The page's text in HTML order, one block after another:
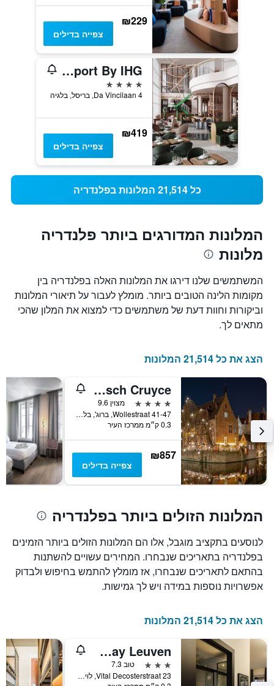
₪229
צפייה בדילים
Crowne Plaza Brussels Airport By IHG
4 כוכבים
Da Vincilaan 4, בריסל, בלגיה
₪419
צפייה בדילים
כל 21,514 המלונות בפלנדריה
המלונות המדורגים ביותר פלנדריה
מלונות
המשתמשים שלנו דירגו את המלונות האלה בפלנדריה בין
מקומות הלינה הטובים ביותר. מומלץ לעבור על תיאורי המלונות
וביקורות וחוות דעת של משתמשים כדי למצוא את המלון שהכי
מתאים לך.
הצג את כל 21,514 המלונות
Relais Bourgondisch Cruyce
4 כוכבים
מצוין 9.6
Wollestraat 41-47, ברוג', בלגיה
0.3 ק״מ ממרכז העיר
₪857
צפייה בדילים
המלונות הזולים ביותר בפלנדריה
לנוסעים בתקציב מוגבל, אלו הם המלונות הזולים ביותר הזמינים
בפלנדריה בתאריכים שנבחרו. המחירים עשויים להשתנות
בהתאם לתאריכים שנבחרו, אז מומלץ להתמש בחיפוש ולבדוק
אפשרויות נוספות במידה ויש לך גמישות.
הצג את כל 21,514 המלונות
Getaway Leuven
3 כוכבים
טוב 7.3
Vital Decosterstraat 23, לויבן, בלגיה